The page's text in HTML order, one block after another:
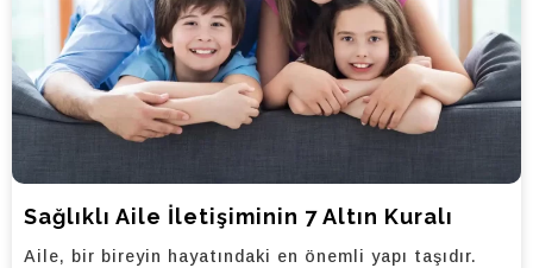
Sağlıklı Aile İletişiminin 7 Altın Kuralı
Aile, bir bireyin hayatındaki en önemli yapı taşıdır.